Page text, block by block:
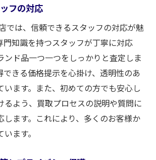
フの対応
では、信頼できるスタッフの対応が魅
門知識を持つスタッフが丁寧に対応
ンド品一つ一つをしっかりと査定しま
できる価格提示を心掛け、透明性のあ
います。また、初めての方でも安心し
るよう、買取プロセスの説明や質問に
します。これにより、多くのお客様か
ます。